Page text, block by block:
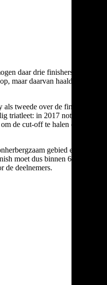
daar drie finishers aan
maar daarvan haalden dus
tweede over de finish:
triatleet: in 2017 noteerde
de cut-off te halen en daar
gebied en met
moet dus binnen 60 uur
de deelnemers.